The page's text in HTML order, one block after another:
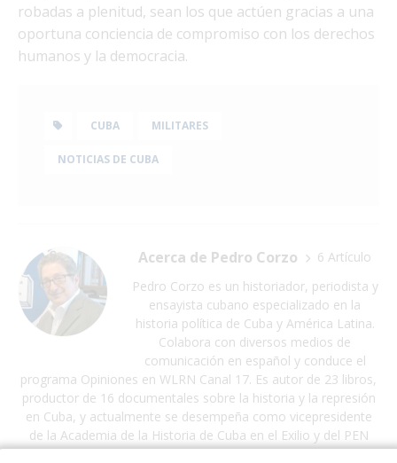
robadas a plenitud, sean los que actúen gracias a una
oportuna conciencia de compromiso con los derechos
humanos y la democracia.
CUBA MILITARES
NOTICIAS DE CUBA
Acerca de Pedro Corzo
6 Artículo
Pedro Corzo es un historiador, periodista y
ensayista cubano especializado en la
historia política de Cuba y América Latina.
Colabora con diversos medios de
comunicación en español y conduce el
programa Opiniones en WLRN Canal 17. Es autor de 23 libros,
productor de 16 documentales sobre la historia y la represión
en Cuba, y actualmente se desempeña como vicepresidente
de la Academia de la Historia de Cuba en el Exilio y del PEN
Club Cubano en el Exilio.